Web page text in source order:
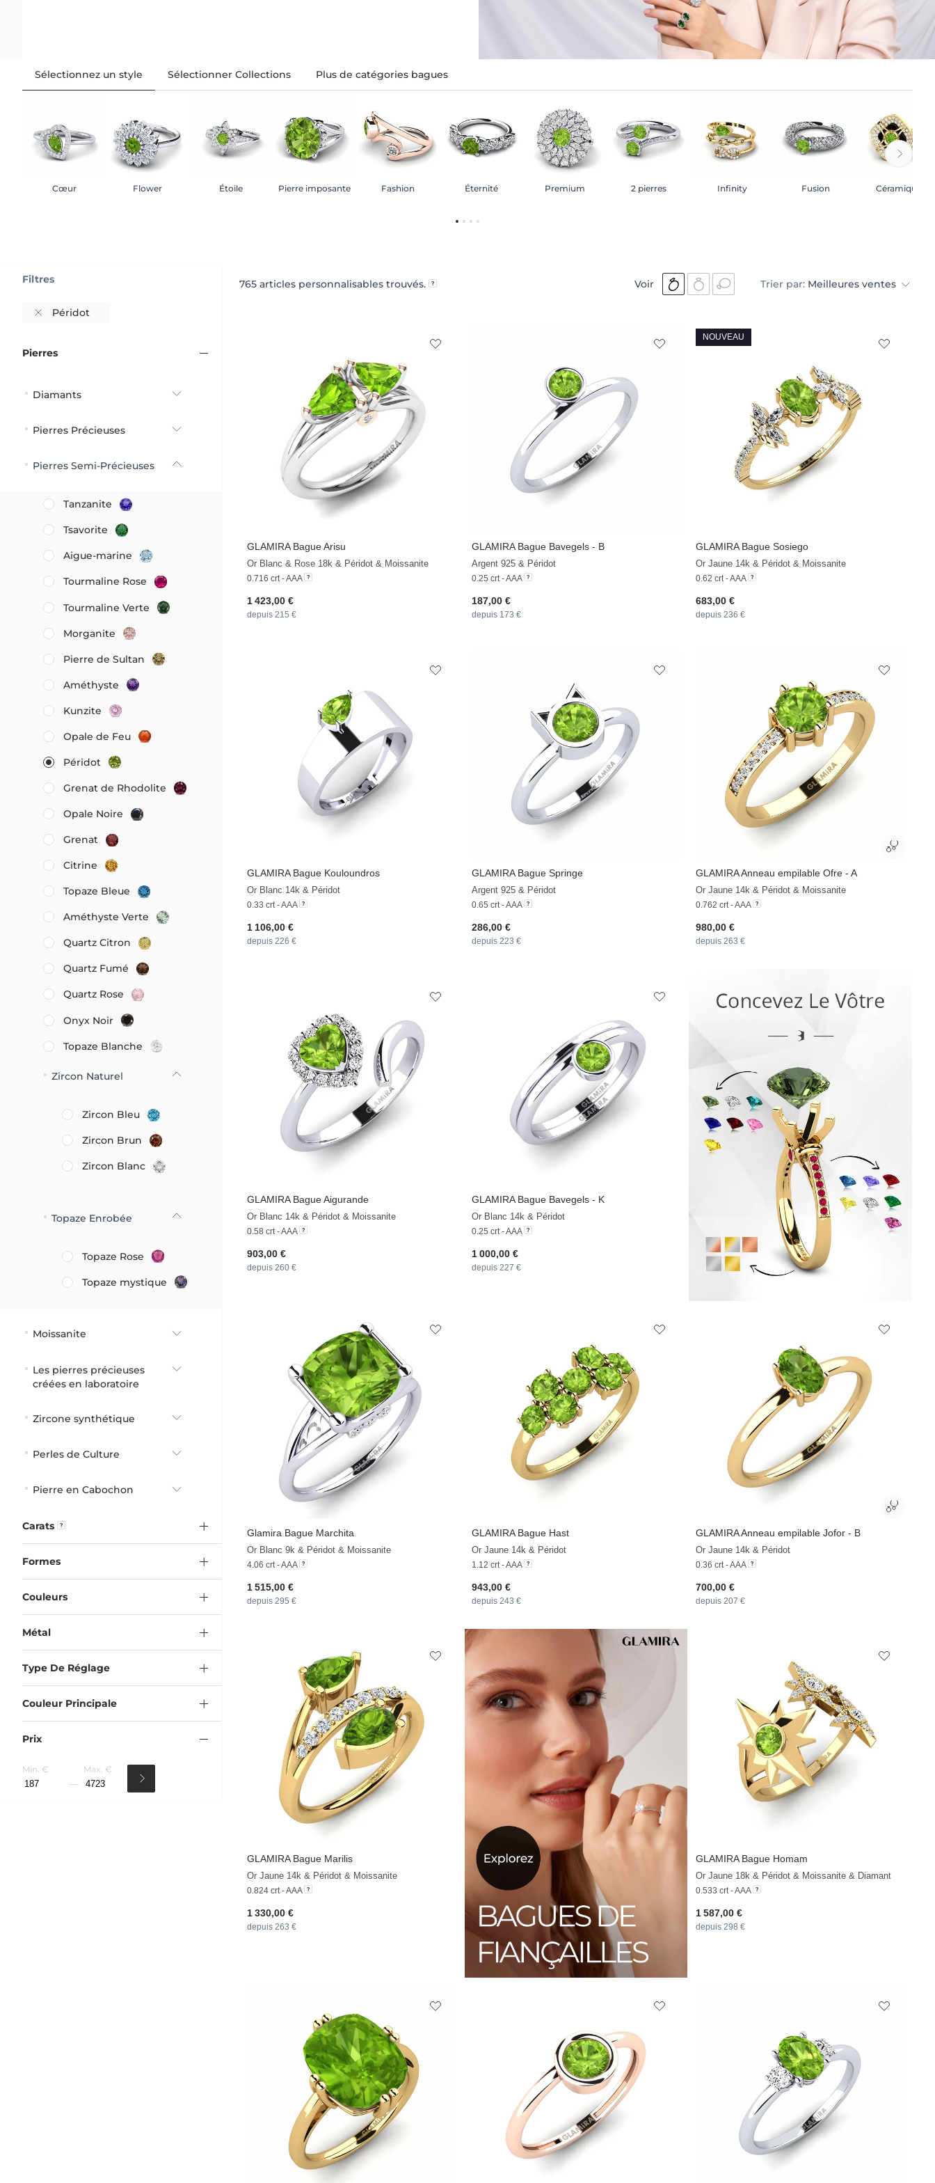
Sélectionnez un style
Cœur Flower Étoile Pierre imposante Fashion Éternité Premium 2 pierres Infinity Fusion Céramique
Sélectionner Collections Plus de catégories bagues
765 articles personnalisables trouvés. Voir Trier par: Meilleures ventes
GLAMIRABague Arisu
Or Blanc & Rose 18k & Péridot & Moissanite
0.716 crt - AAA
1 423,00 €
depuis 215 €
GLAMIRABague Bavegels - B
Argent 925 & Péridot
0.25 crt - AAA
187,00 €
depuis 173 €
GLAMIRABague Sosiego
Or Jaune 14k & Péridot & Moissanite
0.62 crt - AAA
683,00 €
depuis 236 €
NOUVEAU
GLAMIRABague Kouloundros
Or Blanc 14k & Péridot
0.33 crt - AAA
1 106,00 €
depuis 226 €
GLAMIRABague Springe
Argent 925 & Péridot
0.65 crt - AAA
286,00 €
depuis 223 €
GLAMIRAAnneau empilable Ofre - A
Or Jaune 14k & Péridot & Moissanite
0.762 crt - AAA
980,00 €
depuis 263 €
GLAMIRABague Aigurande
Or Blanc 14k & Péridot & Moissanite
0.58 crt - AAA
903,00 €
depuis 260 €
GLAMIRABague Bavegels - K
Or Blanc 14k & Péridot
0.25 crt - AAA
1 000,00 €
depuis 227 €
Glamira Bague Marchita
Or Blanc 9k & Péridot & Moissanite
4.06 crt - AAA
1 515,00 €
depuis 295 €
GLAMIRABague Hast
Or Jaune 14k & Péridot
1.12 crt - AAA
943,00 €
depuis 243 €
GLAMIRAAnneau empilable Jofor - B
Or Jaune 14k & Péridot
0.36 crt - AAA
700,00 €
depuis 207 €
GLAMIRABague Marilis
Or Jaune 14k & Péridot & Moissanite
0.824 crt - AAA
1 330,00 €
depuis 263 €
GLAMIRABague Homam
Or Jaune 18k & Péridot & Moissanite & Diamant
0.533 crt - AAA
1 587,00 €
depuis 298 €
Filtres
Péridot
Pierres
Diamants
Pierres Précieuses
Pierres Semi-Précieuses
Tanzanite
Tsavorite
Aigue-marine
Tourmaline Rose
Tourmaline Verte
Morganite
Pierre de Sultan
Améthyste
Kunzite
Opale de Feu
Péridot
Grenat de Rhodolite
Opale Noire
Grenat
Citrine
Topaze Bleue
Améthyste Verte
Quartz Citron
Quartz Fumé
Quartz Rose
Onyx Noir
Topaze Blanche
Zircon Naturel
Zircon Bleu
Zircon Brun
Zircon Blanc
Topaze Enrobée
Topaze Rose
Topaze mystique
Moissanite
Les pierres précieuses
créées en laboratoire
Zircone synthétique
Perles de Culture
Pierre en Cabochon
Carats
Formes
Couleurs
Métal
Couleur Principale
Prix
Min. € Max. €
Type De Réglage